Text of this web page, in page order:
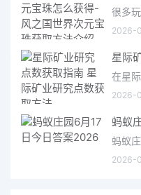
很多
2026-
在星
2026-
蚂蚁
蚂蚁
2026-